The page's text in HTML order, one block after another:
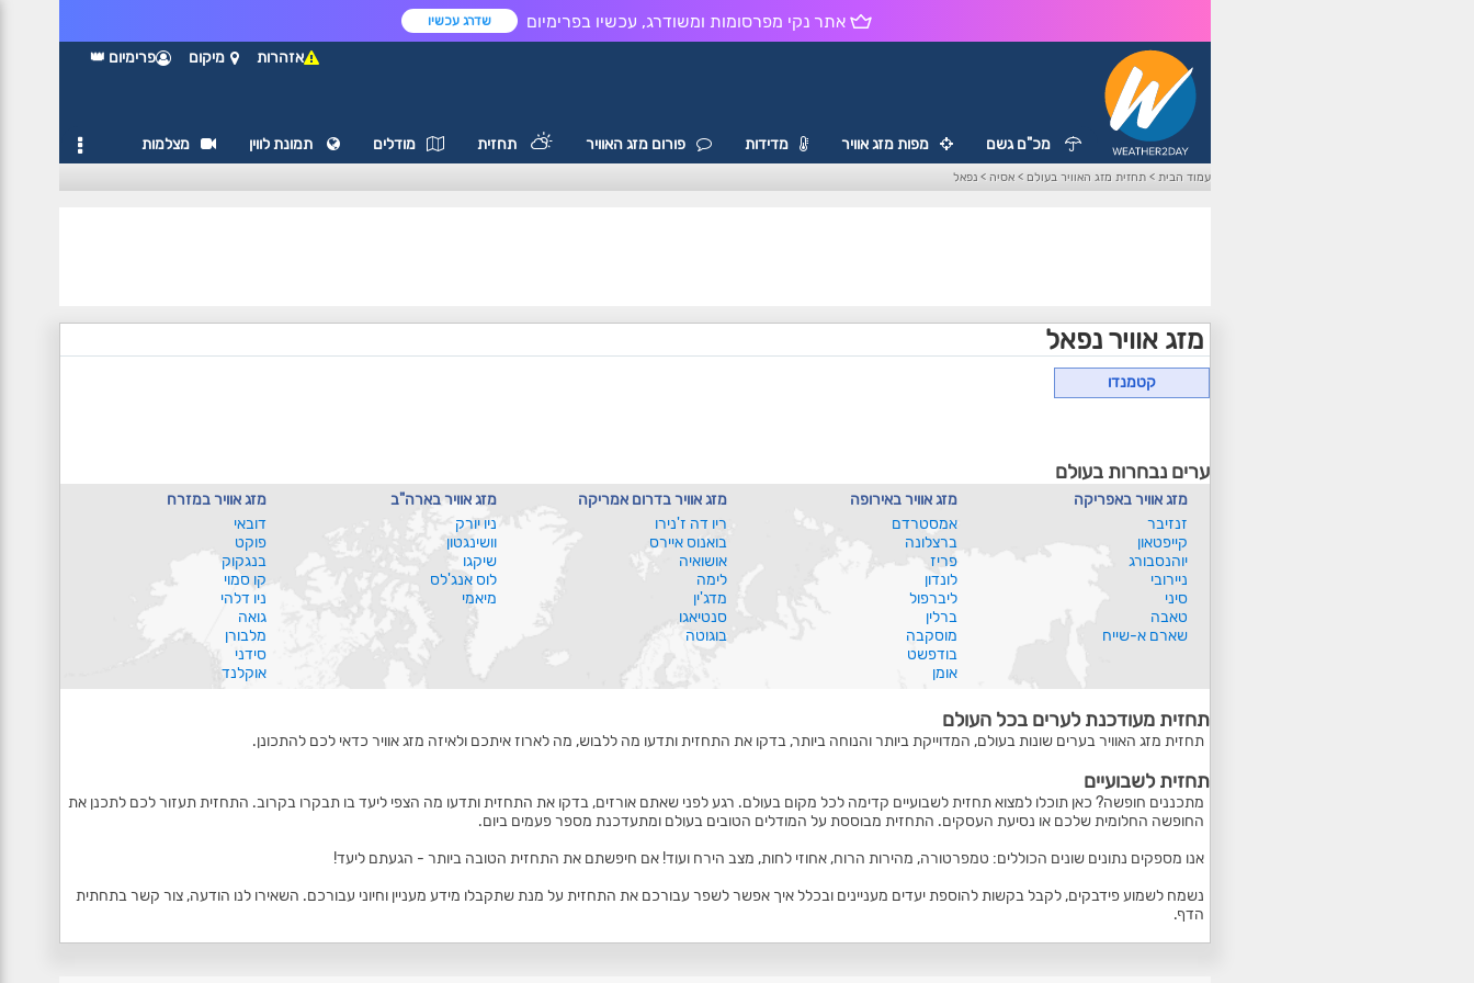
אתר נקי מפרסומות ומשודרג, עכשיו בפרימיום שדרג עכשיו
אזהרות מיקום פרימיום 👑
מכ"ם גשם מפות מזג אוויר מדידות פורום מזג האוויר תחזית מודלים תמונת לווין מצלמות
עמוד הבית >תחזית מזג האוויר בעולם >אסיה >נפאל
מזג אוויר נפאל
קטמנדו
ערים נבחרות בעולם
מזג אוויר באפריקה
זנזיבר
קייפטאון
יוהנסבורג
ניירובי
סיני
טאבה
שארם א-שייח
מזג אוויר באירופה
אמסטרדם
ברצלונה
פריז
לונדון
ליברפול
ברלין
מוסקבה
בודפשט
אומן
מזג אוויר בדרום אמריקה
ריו דה ז'נירו
בואנוס איירס
אושואיה
לימה
מדג'ין
סנטיאגו
בוגוטה
מזג אוויר בארה"ב
ניו יורק
וושינגטון
שיקגו
לוס אנג'לס
מיאמי
מזג אוויר במזרח
דובאי
פוקט
בנגקוק
קו סמוי
ניו דלהי
גואה
מלבורן
סידני
אוקלנד
תחזית מעודכנת לערים בכל העולם
תחזית מזג האוויר בערים שונות בעולם, המדוייקת ביותר והנוחה ביותר, בדקו את התחזית ותדעו מה ללבוש, מה לארוז איתכם ולאיזה מזג אוויר כדאי לכם להתכונן.
תחזית לשבועיים
מתכננים חופשה? כאן תוכלו למצוא תחזית לשבועיים קדימה לכל מקום בעולם. רגע לפני שאתם אורזים, בדקו את התחזית ותדעו מה הצפי ליעד בו תבקרו בקרוב. התחזית תעזור לכם לתכנן את
החופשה החלומית שלכם או נסיעת העסקים. התחזית מבוססת על המודלים הטובים בעולם ומתעדכנת מספר פעמים ביום.
אנו מספקים נתונים שונים הכוללים: טמפרטורה, מהירות הרוח, אחוזי לחות, מצב הירח ועוד! אם חיפשתם את התחזית הטובה ביותר - הגעתם ליעד!
נשמח לשמוע פידבקים, לקבל בקשות להוספת יעדים מעניינים ובכלל איך אפשר לשפר עבורכם את התחזית על מנת שתקבלו מידע מעניין וחיוני עבורכם. השאירו לנו הודעה, צור קשר בתחתית
הדף.